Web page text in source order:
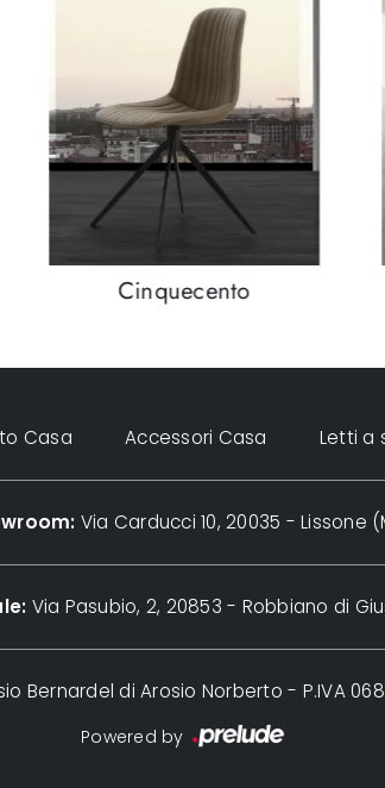
Cinquecento
Casa Accessori Casa Letti a
Via Carducci 10, 20035 - Lissone
Via Pasubio, 2, 20853 - Robbiano di
Bernardel di Arosio Norberto - P.IVA
Powered by